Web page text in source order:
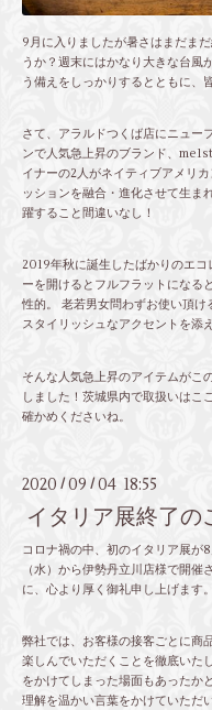
9月に入りましたが暑さはまだま
うか？週末にはかなり大きな台風
う備えをしっかりするとともに、
さて、アラルドつくば店にニュー
ンで人気急上昇のブランド、
イナーの2人がネイティブアメリ
ッションを融合・進化させて生ま
躍すること間違いなし！
2019年秋に誕生したばかりのエ
ーを開けるとフルフラットになる
性的。 老若男女問わずお使い頂
スタイリッシュなアクセントを添
そんな人気急上昇のアイテムがこ
しました！茨城県内で取扱いはこ
確かめくださいね。
2020 /09 / 04 18:55
イタリア展終了の
コロナ禍の中、初のイタリア展が
（水）から伊勢丹立川店様で開
に、心より厚く御礼申し上げます。
弊社では、お客様の接客ごとに商
楽しんでいただくことを徹底いた
をかけてしまった場面もあったか
理解を温かい言葉をかけていただ